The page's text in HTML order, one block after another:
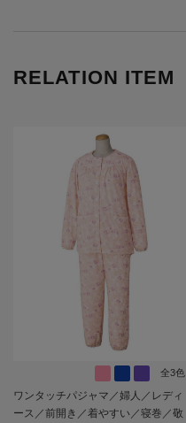
RELATION ITEM
全3色
ワンタッチパジャマ／婦人／レディ
ース／前開き／着やすい／寝巻／敬